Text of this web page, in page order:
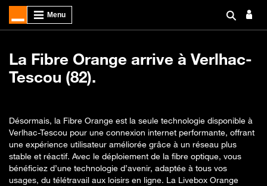
La Fibre Orange arrive à Verlhac-
Tescou (82).
Désormais, la Fibre Orange est la seule technologie disponible à
Verlhac-Tescou pour une connexion internet performante, offrant
une expérience utilisateur améliorée grâce à un réseau plus
stable et réactif. Avec le déploiement de la fibre optique, vous
bénéficiez d’une technologie d’avenir, adaptée à tous vos
usages, du télétravail aux loisirs en ligne. La Livebox Orange